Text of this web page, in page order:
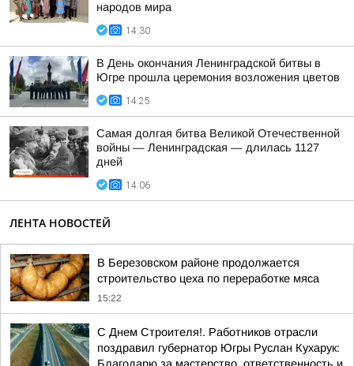
народов мира
14:30
В День окончания Ленинградской битвы в
Югре прошла церемония возложения цветов
14:25
Самая долгая битва Великой Отечественной
войны — Ленинградская — длилась 1127
дней
14:06
ЛЕНТА НОВОСТЕЙ
В Березовском районе продолжается
строительство цеха по переработке мяса
15:22
С Днем Строителя!. Работников отрасли
поздравил губернатор Югры Руслан Кухарук: